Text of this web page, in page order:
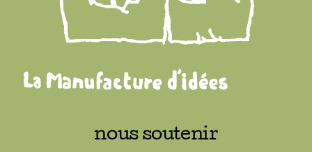
nous soutenir